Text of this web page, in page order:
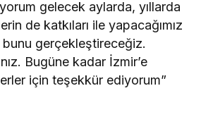
gelecek aylarda, yıllarda
de katkıları ile yapacağımız
bunu gerçekleştireceğiz.
Bugüne kadar İzmir’e
için teşekkür ediyorum”